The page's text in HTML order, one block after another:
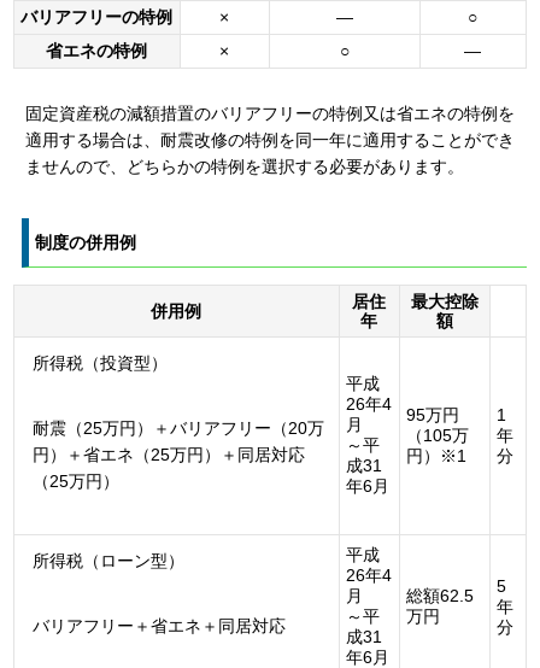
バリアフリーの特例
× ―
○
省エネの特例
× ○ ―
固定資産税の減額措置のバリアフリーの特例又は省エネの特例を
適用する場合は、耐震改修の特例を同一年に適用することができ
ませんので、どちらかの特例を選択する必要があります。
制度の併用例
併用例
居住
年
最大控除
額
所得税（投資型）
耐震（25万円）＋バリアフリー（20万
円）＋省エネ（25万円）＋同居対応
（25万円）
平成
26年4
月
～平
成31
年6月
95万円
（105万
円）※1
1
年
分
所得税（ローン型）
バリアフリー＋省エネ＋同居対応
平成
26年4
月
～平
成31
年6月
総額62.5
万円
5
年
分